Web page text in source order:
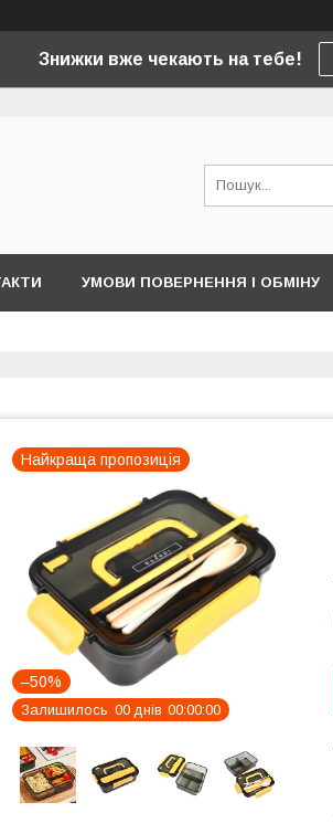
Знижки вже чекають на тебе!
УМОВИ ПОВЕРНЕННЯ І ОБМІНУ
Найкраща пропозиція
–50%
Залишилось 00 днів 00 00 00